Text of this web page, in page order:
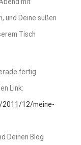
und Deine süßen
Tisch
fertig
Link:
2011/12/meine-
Deinen Blog